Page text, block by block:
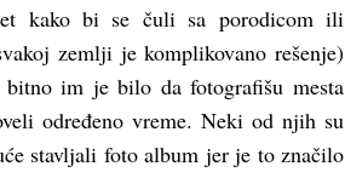
kako bi se čuli sa porodicom ili
zemlji je komplikovano rešenje)
im je bilo da fotografišu mesta
određeno vreme. Neki od njih su
stavljali foto album jer je to značilo